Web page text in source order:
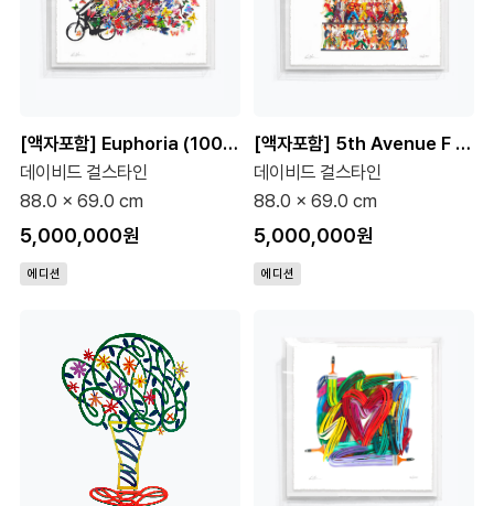
[액자포함] Euphoria (100 Editions)
데이비드 걸스타인
88.0 x 69.0 cm
5,000,000원
에디션
[액자포함] 5th Avenue F (100 Editions)
데이비드 걸스타인
88.0 x 69.0 cm
5,000,000원
에디션